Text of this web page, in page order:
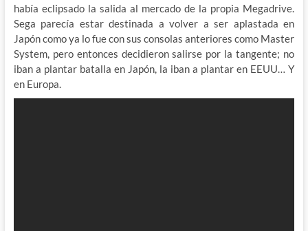
había eclipsado la salida al mercado de la propia Megadrive.
Sega parecía estar destinada a volver a ser aplastada en
Japón como ya lo fue con sus consolas anteriores como Master
System, pero entonces decidieron salirse por la tangente; no
iban a plantar batalla en Japón, la iban a plantar en EEUU… Y
en Europa.